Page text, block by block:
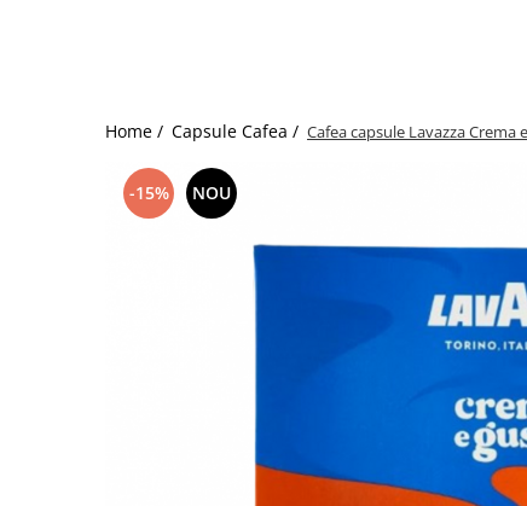
Home / Capsule Cafea / Cafea capsule Lavazza
-15% NOU